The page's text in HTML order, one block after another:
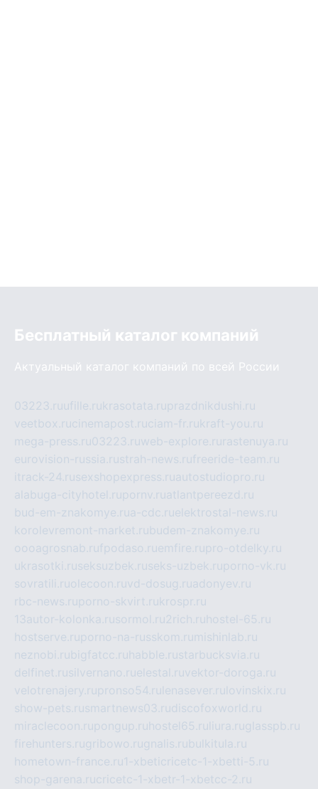
Бесплатный каталог компаний
Актуальный каталог компаний по всей России
03223.ruufille.rukrasotata.ruprazdnikdushi.ru
veetbox.rucinemapost.ruciam-fr.rukraft-you.ru
mega-press.ru03223.ruweb-explore.ru rastenuya.ru
eurovision-russia.rustrah-news.rufreeride-team.ru
itrack-24.rusexshopexpress.ruautostudiopro.ru
alabuga-cityhotel.rupornv.ruatlantpereezd.ru
bud-em-znakomye.rua-cdc.ruelektrostal-news.ru
korolevremont-market.rubudem-znakomye.ru
oooagrosnab.rufpodaso.ruemfire.rupro-otdelky.ru
ukrasotki.ruseksuzbek.ruseks-uzbek.ruporno-vk.ru
sovratili.ruolecoon.ruvd-dosug.ruadonyev.ru
rbc-news.ruporno-skvirt.rukrospr.ru
13autor-kolonka.rusormol.ru2rich.ru hostel-65.ru
hostserve.ruporno-na-russkom.ru mishinlab.ru
neznobi.rubigfatcc.ru habble.rustarbucksvia.ru
delfinet.rusilvernano.ruelestal.ruvektor-doroga.ru
velotrenajery.rupronso54.ru lenasever.ru lovinskix.ru
show-pets.rusmartnews03.rudiscofoxworld.ru
miraclecoon.rupongup.ru hostel65.ru liura.ruglasspb.ru
firehunters.rugribowo.rugnalis.rubulkitula.ru
hometown-france.ru1-xbeticricetc-1-xbetti-5.ru
shop-garena.rucricetc-1-xbetr-1-xbetcc-2.ru